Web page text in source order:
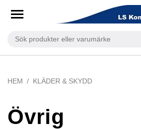
HEM KLÄDER & SKYDD
Övrig